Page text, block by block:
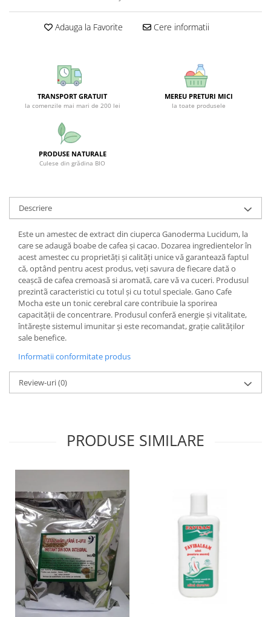
ANTITUMORAL
SUPLIMENTE URO-GENITAL
ANTIPARAZITARE
SUPLIMENTE STOMAC- DIGESTIE-
COLON
COSMETICE FAȚĂ
CREME CORP-MASAJ-MAINI -
CALCAIE
ULEIURI
CEAIURI
GEMODERIVATE
CREME AFECTIUNI PIELE
SUPOZITOARE
TINCTURI
SUPERALIMENTE
Adauga la Favorite Cere informatii
TRANSPORT GRATUIT
la comenzile mai mari de 200 lei
MEREU PRETURI MICI
la toate produsele
PRODUSE NATURALE
Culese din grădina BIO
Descriere
Este un amestec de extract din ciuperca Ganoderma Lucidum, la
care se adaugă boabe de cafea și cacao. Dozarea ingredientelor în
acest amestec cu proprietăți și calități unice vă garantează faptul
că, optând pentru acest produs, veți savura de fiecare dată o
ceașcã de cafea cremoasă si aromatã, care vă va cuceri. Produsul
prezintã caracteristici cu totul și cu totul speciale. Gano Cafe
Mocha este un tonic cerebral care contribuie la sporirea
capacității de concentrare. Produsul conferă energie și vitalitate,
întăreşte sistemul imunitar şi este recomandat, grație calităților
sale benefice.
Informatii conformitate produs
Review-uri(0)
PRODUSE SIMILARE